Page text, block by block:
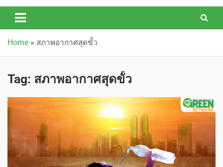
Home » สภาพอากาศสุดขั้ว
Tag: สภาพอากาศสุดขั้ว